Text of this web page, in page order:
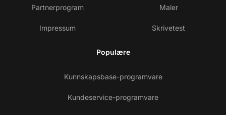
Partnerprogram
Impressum
Maler
Skrivetest
Populære
Kunnskapsbase-programvare
Kundeservice-programvare